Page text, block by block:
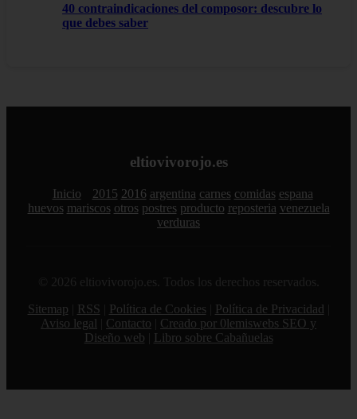
40 contraindicaciones del composor: descubre lo
que debes saber
eltiovivorojo.es
Inicio 2015 2016 argentina carnes comidas espana
huevos mariscos otros postres producto reposteria venezuela
verduras
© 2026 eltiovivorojo.es. Todos los derechos reservados.
Sitemap
RSS Política de Cookies Política de Privacidad
Aviso legal
Contacto
Creado por 0lemiswebs SEO y
Diseño web
Libro sobre Cabañuelas